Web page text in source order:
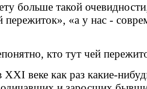
больше такой
пережиток», «а у нас -
кто тут чей
веке как раз какие-